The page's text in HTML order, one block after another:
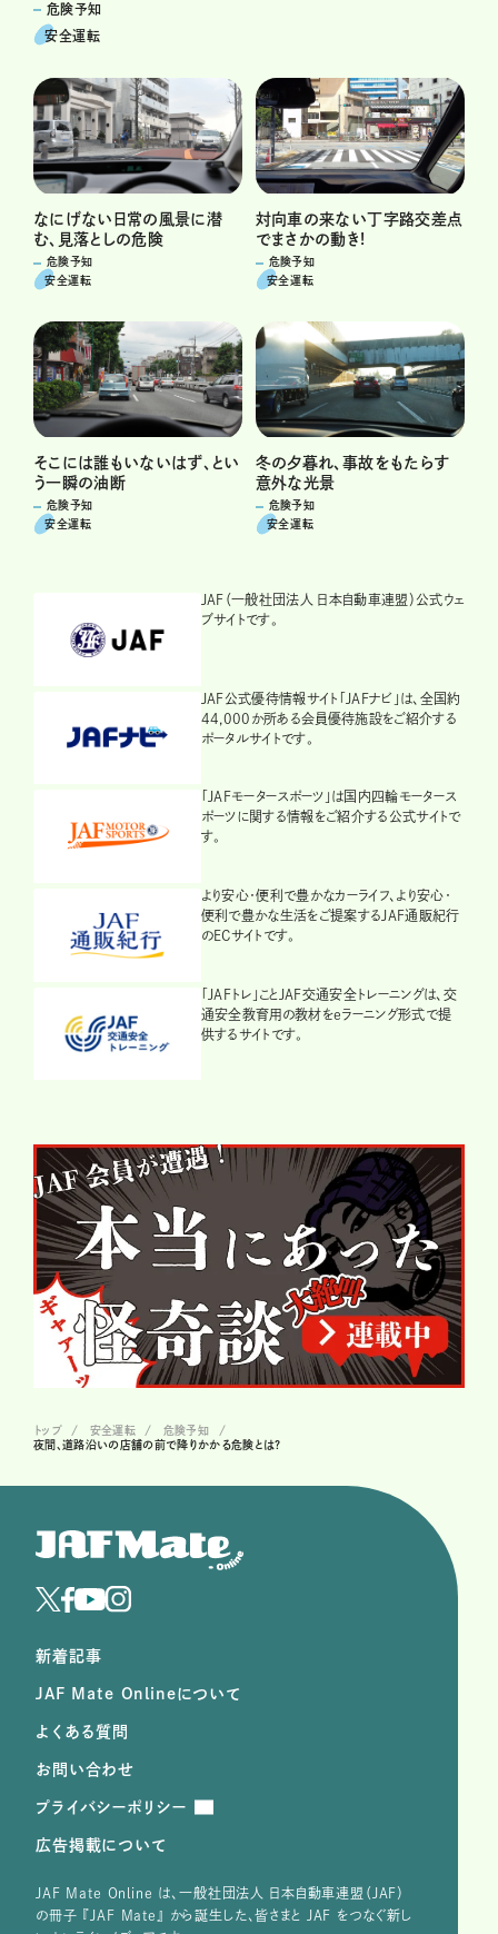
危険予知
安全運転
なにげない日常の風景に潜
む、見落としの危険
危険予知
安全運転
対向車の来ない丁字路交差点
でまさかの動き!
危険予知
安全運転
そこには誰もいないはず、とい
う一瞬の油断
危険予知
安全運転
冬の夕暮れ、事故をもたらす
意外な光景
危険予知
安全運転
JAF（一般社団法人 日本自動車連盟）公式ウェ
ブサイトです。
JAF公式優待情報サイト「JAFナビ」は、全国約
44,000か所ある会員優待施設をご紹介する
ポータルサイトです。
「JAFモータースポーツ」は国内四輪モータース
ポーツに関する情報をご紹介する公式サイトで
す。
より安心・便利で豊かなカーライフ、より安心・
便利で豊かな生活をご提案するJAF通販紀行
のECサイトです。
「JAFトレ」ことJAF交通安全トレーニングは、交
通安全教育用の教材をeラーニング形式で提
供するサイトです。
トップ 安全運転
危険予知
夜間、道路沿いの店舗の前で降りかかる危険とは?
新着記事
JAF Mate Onlineについて
よくある質問
お問い合わせ
プライバシーポリシー
広告掲載について
JAF Mate Online は、⼀般社団法⼈ ⽇本⾃動⾞連盟（JAF）
の冊子 『JAF Mate』 から誕⽣した、皆さまと JAF をつなぐ新し